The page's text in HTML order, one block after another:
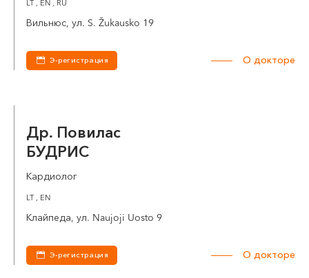
VI, VII --
LT , EN , RU
Вильнюс, ул. S. Žukausko 19
Э-регистрация О докторе
Др. Повилас
БУДРИС
Кардиолог
LT , EN
Клайпеда, ул. Naujoji Uosto 9
Э-регистрация О докторе